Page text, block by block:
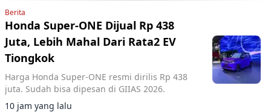
Berita
Honda Super-ONE Dijual Rp 438
Juta, Lebih Mahal Dari Rata2 EV
Tiongkok
Harga Honda Super-ONE resmi dirilis Rp 438
juta. Sudah bisa dipesan di GIIAS 2026.
10 jam yang lalu